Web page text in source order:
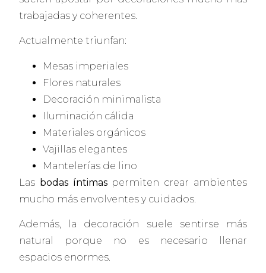
trabajadas y coherentes.
Actualmente triunfan:
Mesas imperiales
Flores naturales
Decoración minimalista
Iluminación cálida
Materiales orgánicos
Vajillas elegantes
Mantelerías de lino
Las bodas íntimaspermiten crear ambientes
mucho más envolventes y cuidados.
Además, la decoración suele sentirse más
natural porque no es necesario llenar
espacios enormes.